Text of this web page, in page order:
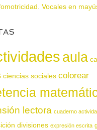
Vocales en
aula
ciencias sociales colorear
lectora cuaderno
divisiones expresión escrita